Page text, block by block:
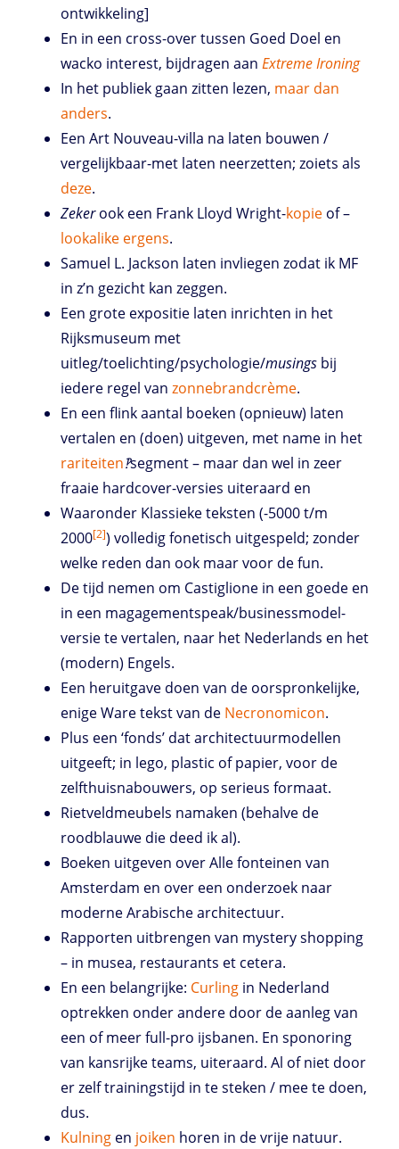
ontwikkeling]
En in een cross-over tussen Goed Doel en
wacko interest, bijdragen aan ExtremeIroning
In het publiek gaan zitten lezen, maar dan
anders.
Een Art Nouveau-villa na laten bouwen /
vergelijkbaar-met laten neerzetten; zoiets als
deze.
Zekerook een Frank Lloyd Wright-kopie of –
lookalike ergens.
Samuel L. Jackson laten invliegen zodat ik MF
in z’n gezicht kan zeggen.
Een grote expositie laten inrichten in het
Rijksmuseum met
uitleg/toelichting/psychologie/musings bij
iedere regel van zonnebrandcrème.
En een flink aantal boeken (opnieuw) laten
vertalen en (doen) uitgeven, met name in het
rariteiten‽segment – maar dan wel in zeer
fraaie hardcover-versies uiteraard en
Waaronder Klassieke teksten (-5000 t/m
2000[2]) volledig fonetisch uitgespeld; zonder
welke reden dan ook maar voor de fun.
De tijd nemen om Castiglione in een goede en
in een magagementspeak/businessmodel-
versie te vertalen, naar het Nederlands en het
(modern) Engels.
Een heruitgave doen van de oorspronkelijke,
enige Ware tekst van de Necronomicon.
Plus een ‘fonds’ dat architectuurmodellen
uitgeeft; in lego, plastic of papier, voor de
zelfthuisnabouwers, op serieus formaat.
Rietveldmeubels namaken (behalve de
roodblauwe die deed ik al).
Boeken uitgeven over Alle fonteinen van
Amsterdam en over een onderzoek naar
moderne Arabische architectuur.
Rapporten uitbrengen van mystery shopping
– in musea, restaurants et cetera.
En een belangrijke: Curling in Nederland
optrekken onder andere door de aanleg van
een of meer full-pro ijsbanen. En sponoring
van kansrijke teams, uiteraard. Al of niet door
er zelf trainingstijd in te steken / mee te doen,
dus.
Kulning en joiken horen in de vrije natuur.